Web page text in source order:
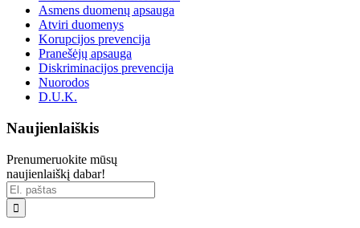
Asmens duomenų apsauga
Atviri duomenys
Korupcijos prevencija
Pranešėjų apsauga
Diskriminacijos prevencija
Nuorodos
D.U.K.
Naujienlaiškis
Prenumeruokite mūsų
naujienlaiškį dabar!
